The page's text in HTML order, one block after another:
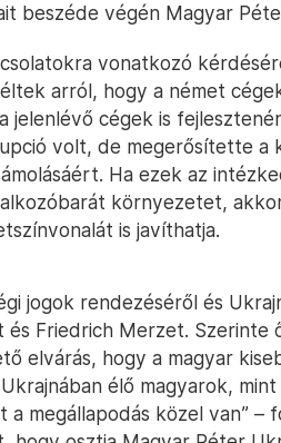
beszéde végén Magyar
vonatkozó
arról, hogy a német
jelenlévő cégek is
volt, de megerősítette a
Ha ezek az
környezetet,
is javíthatja.
jogok rendezéséről és
Friedrich Merzet. Szerinte
elvárás, hogy a magyar
élő magyarok,
megállapodás közel van” –